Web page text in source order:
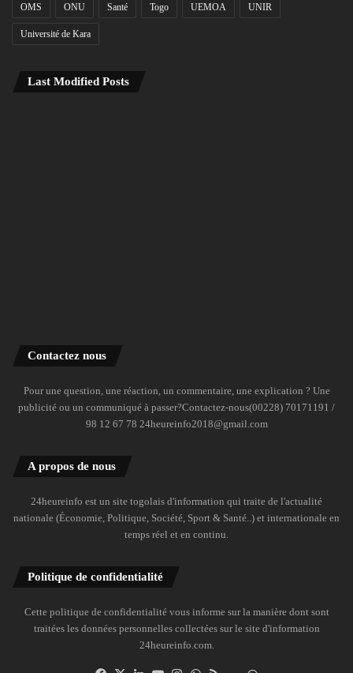
OMS ONU Santé Togo UEMOA UNIR
Université de Kara
Last Modified Posts
Contactez nous
Pour une question, une réaction, un commentaire, une explication ? Une
publicité ou un communiqué à passer?Contactez-nous(00228) 70171191 /
98 12 67 78 24heureinfo2018@gmail.com
A propos de nous
24heureinfo est un site togolais d'information qui traite de l'actualité
nationale (Économie, Politique, Société, Sport & Santé..) et internationale en
temps réel et en continu.
Politique de confidentialité
Cette politique de confidentialité vous informe sur la manière dont sont
traitées les données personnelles collectées sur le site d'information
24heureinfo.com.